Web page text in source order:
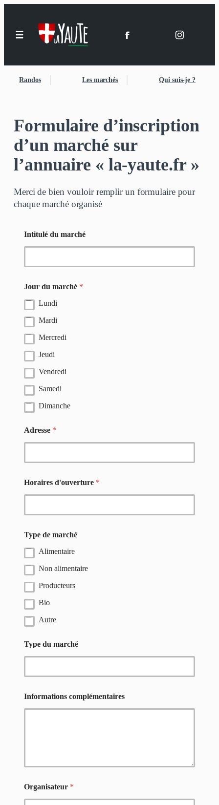
contenu
Randos Les marchés Qui suis-je ?
Formulaire d’inscription
d’un marché sur
l’annuaire « la-yaute.fr »
Merci de bien vouloir remplir un formulaire pour
chaque marché organisé
Intitulé du marché
Jour du marché *
Lundi
Mardi
Mercredi
Jeudi
Vendredi
Samedi
Dimanche
Adresse *
Horaires d'ouverture *
Type de marché
Alimentaire
Non alimentaire
Producteurs
Bio
Autre
Type du marché
Informations complémentaires
Organisateur *